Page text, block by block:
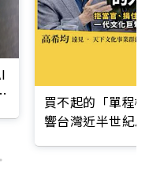
買不起的「單程
響台灣近半世紀